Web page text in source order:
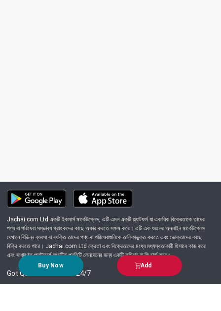
Buy Now Add
Jachai.com Ltd একটি ইকমার্স মার্কেটপ্লেস, এটি এমন একটি প্ল্যাটফর্ম যা একাধিক বিক্রেতাকে তাদের
পণ্য বা পরিষেবা সম্ভাব্য গ্রাহকদের কাছে অফার করতে সক্ষম করে। এটি এক ধরনের অনলাইন মার্কেটপ্লেস
যেখানে বিভিন্ন ব্যবসা বা ব্যক্তি তাদের পণ্য বা পরিষেবাগুলিকে তালিকাভুক্ত করতে এবং ভোক্তাদের কাছে
বিক্রি করতে পারে। Jachai.com Ltd ক্রেতা এবং বিক্রেতাদের মধ্যে মধ্যস্থতাকারী হিসাবে কাজ করে
এবং সাধারণত প্ল্যাটফর্মে সংঘটিত প্রতিটি লেনদেনের জন্য একটি কমিশন বা ফি চার্জ করে।
Got Question? Call us 24/7